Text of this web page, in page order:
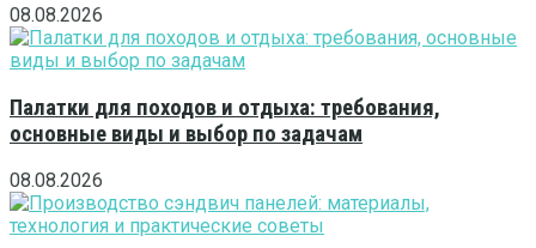
08.08.2026
Палатки для походов и отдыха: требования,
основные виды и выбор по задачам
08.08.2026